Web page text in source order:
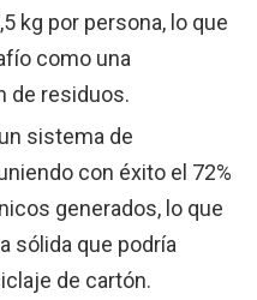
kg por persona, lo que
como una
de residuos.
sistema de
con éxito el 72%
generados, lo que
sólida que podría
de cartón.